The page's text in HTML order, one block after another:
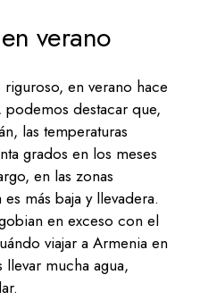
verano
en verano hace
destacar que,
las temperaturas
grados en los meses
en las zonas
más baja y llevadera.
en exceso con el
viajar a Armenia en
mucha agua,